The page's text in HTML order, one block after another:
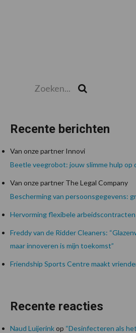
Recente berichten
Van onze partner Innovi
Beetle veegrobot: jouw slimme hulp op
Van onze partner The Legal Company
Bescherming van persoonsgegevens:
Hervorming flexibele
Freddy van de Ridder Cleaners:
maar innoveren is mijn toekomst”
Friendship Sports Centre maakt
Recente reacties
Naud Luijerinkop “Desinfecteren als